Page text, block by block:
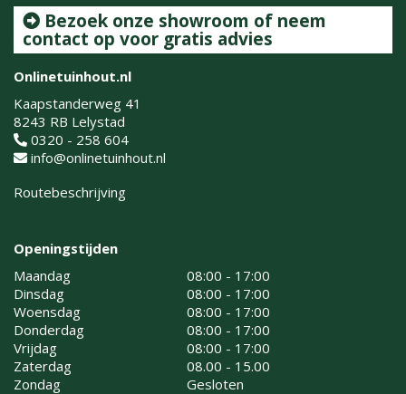
Bezoek onze showroom of neem
contact op voor gratis advies
Onlinetuinhout.nl
Kaapstanderweg 41
8243 RB Lelystad
0320 - 258 604
info@onlinetuinhout.nl
Routebeschrijving
Openingstijden
Maandag
08:00 - 17:00
Dinsdag
08:00 - 17:00
Woensdag
08:00 - 17:00
Donderdag
08:00 - 17:00
Vrijdag
08:00 - 17:00
Zaterdag
08.00 - 15.00
Zondag
Gesloten